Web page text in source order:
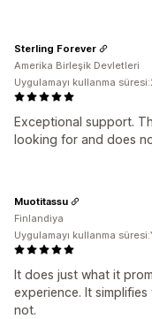
Exceptional support.
looking for and does
Sterling Forever
Amerika Birleşik Devletleri
Uygulamayı kullanma
It does just what it
experience. It
not.
Muotitassu
Finlandiya
Uygulamayı kullanma